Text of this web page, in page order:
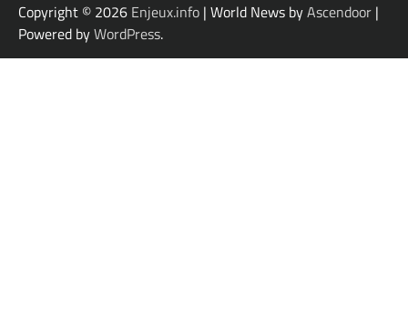
Copyright © 2026 Enjeux.info | World News byAscendoor |
Powered byWordPress.